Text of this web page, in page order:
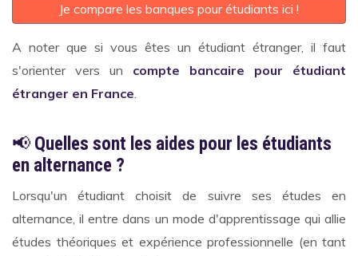
Je compare les banques pour étudiants ici !
A noter que si vous êtes un étudiant étranger, il faut
s'orienter vers un compte bancaire pour étudiant
étranger en France.
📢 Quelles sont les aides pour les étudiants
en alternance ?
Lorsqu'un étudiant choisit de suivre ses études en
alternance, il entre dans un mode d'apprentissage qui allie
études théoriques et expérience professionnelle (en tant